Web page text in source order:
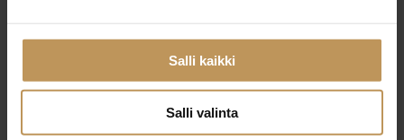
Salli kaikki
Salli valinta